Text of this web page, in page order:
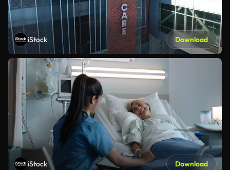
iStock Download
iStock Download